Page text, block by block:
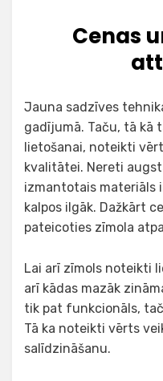
Cenas
Jauna sadzīves
gadījumā. Taču, tā kā
lietošanai, noteikti
kvalitātei. Nereti
izmantotais materiāls
kalpos ilgāk. Dažkārt
pateicoties zīmola
Lai arī zīmols noteikti
arī kādas mazāk
tik pat funkcionāls,
Tā ka noteikti vērts
salīdzināšanu.